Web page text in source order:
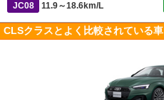
JC08
11.9～18.6km/L
CLSクラスとよく比較されている車